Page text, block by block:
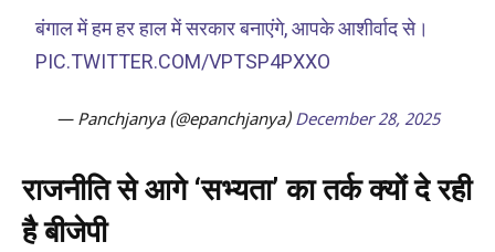
बंगाल में हम हर हाल में सरकार बनाएंगे, आपके आशीर्वाद से।
PIC.TWITTER.COM/VPTSP4PXXO
— Panchjanya (@epanchjanya) December 28, 2025
राजनीति से आगे ‘सभ्यता’ का तर्क क्यों दे रही
है बीजेपी